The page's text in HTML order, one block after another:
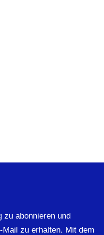
zu abonnieren und
zu erhalten. Mit dem